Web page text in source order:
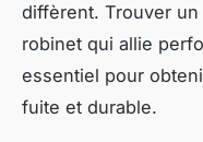
diffèrent. Trouver
robinet qui allie
essentiel pour
fuite et durable.